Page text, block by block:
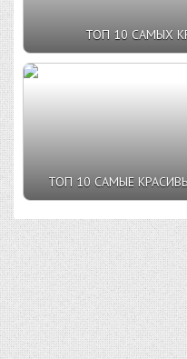
ТОП 10 САМЫХ
ТОП 10 САМЫЕ